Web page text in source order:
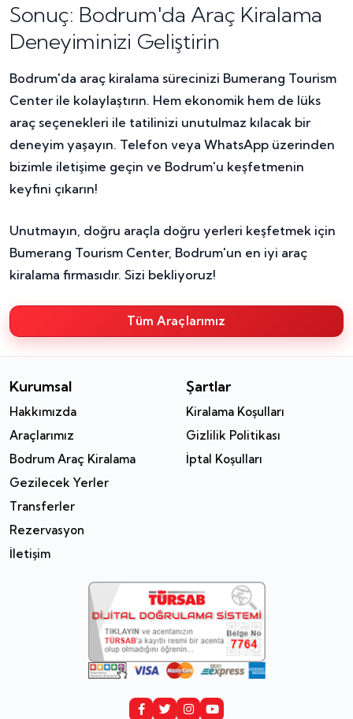
Sonuç: Bodrum'da Araç Kiralama
Deneyiminizi Geliştirin
Bodrum'da araç kiralama sürecinizi Bumerang Tourism
Center ile kolaylaştırın. Hem ekonomik hem de lüks
araç seçenekleri ile tatilinizi unutulmaz kılacak bir
deneyim yaşayın. Telefon veya WhatsApp üzerinden
bizimle iletişime geçin ve Bodrum'u keşfetmenin
keyfini çıkarın!
Unutmayın, doğru araçla doğru yerleri keşfetmek için
Bumerang Tourism Center, Bodrum'un en iyi araç
kiralama firmasıdır. Sizi bekliyoruz!
Tüm Araçlarımız
Kurumsal
Hakkımızda
Araçlarımız
Bodrum Araç Kiralama
Gezilecek Yerler
Transferler
Rezervasyon
İletişim
Şartlar
Kiralama Koşulları
Gizlilik Politikası
İptal Koşulları